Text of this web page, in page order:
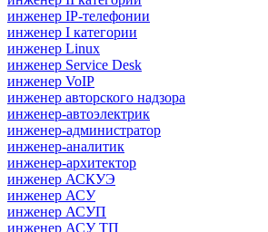
инженер IP-телефонии
инженер I категории
инженер Linux
инженер Service Desk
инженер VoIP
инженер авторского надзора
инженер-автоэлектрик
инженер-администратор
инженер-аналитик
инженер-архитектор
инженер АСКУЭ
инженер АСУ
инженер АСУП
инженер АСУ ТП